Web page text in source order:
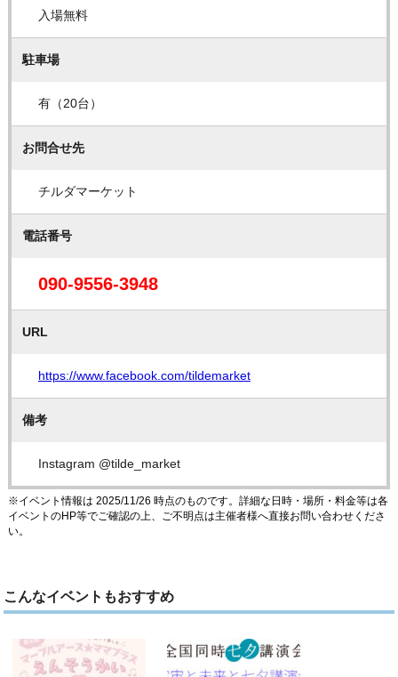
入場無料
駐車場
有（20台）
お問合せ先
チルダマーケット
電話番号
090-9556-3948
URL
https://www.facebook.com/tildemarket
備考
Instagram @tilde_market
※イベント情報は 2025/11/26 時点のものです。詳細な日時・場所・料金等は各
イベントのHP等でご確認の上、ご不明点は主催者様へ直接お問い合わせくださ
い。
こんなイベントもおすすめ